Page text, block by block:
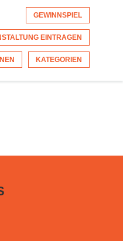
GEWINNSPIEL
EINTRAGEN
KATEGORIEN